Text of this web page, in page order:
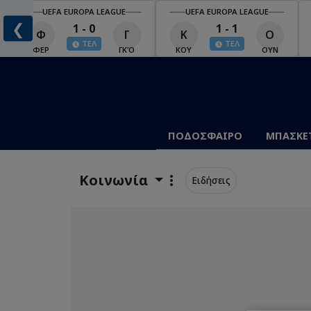
❮
UEFA EUROPA LEAGUE
Φ
ΦΕΡ
1 - 0
ΤΕΛ
Γ
ΓΚΌ
UEFA EUROPA LEAGUE
Κ
ΚΟΥ
1 - 1
ΤΕΛ
Ο
ΟΥΝ
ΠΟΔΟΣΦΑΙΡΟ
Κοινωνία Ειδήσεις